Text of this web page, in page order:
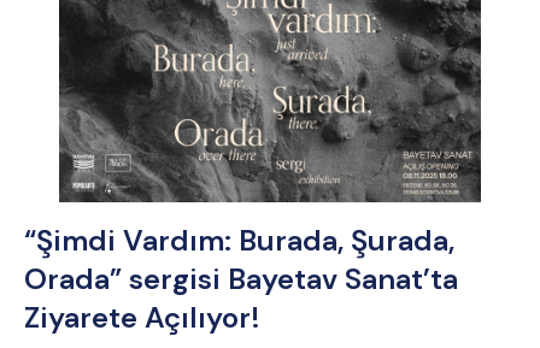
“Şimdi Vardım: Burada, Şurada,
Orada” sergisi Bayetav Sanat’ta
Ziyarete Açılıyor!